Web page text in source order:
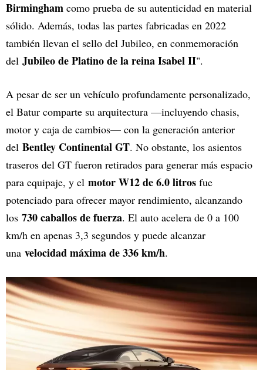
Birmingham como prueba de su autenticidad en material
sólido. Además, todas las partes fabricadas en 2022
también llevan el sello del Jubileo, en conmemoración
del Jubileo de Platino de la reina Isabel II".
A pesar de ser un vehículo profundamente personalizado,
el Batur comparte su arquitectura —incluyendo chasis,
motor y caja de cambios— con la generación anterior
del Bentley Continental GT. No obstante, los asientos
traseros del GT fueron retirados para generar más espacio
para equipaje, y el motor W12 de 6.0 litros fue
potenciado para ofrecer mayor rendimiento, alcanzando
los 730 caballos de fuerza. El auto acelera de 0 a 100
km/h en apenas 3,3 segundos y puede alcanzar
una velocidad máxima de 336 km/h.